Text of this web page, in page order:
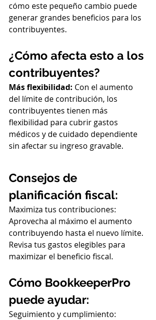
cómo este pequeño cambio puede
generar grandes beneficios para los
contribuyentes.
¿Cómo afecta esto a los
contribuyentes?
Más flexibilidad: Con el aumento
del límite de contribución, los
contribuyentes tienen más
flexibilidad para cubrir gastos
médicos y de cuidado dependiente
sin afectar su ingreso gravable.
Consejos de
planificación fiscal:
Maximiza tus contribuciones:
Aprovecha al máximo el aumento
contribuyendo hasta el nuevo límite.
Revisa tus gastos elegibles para
maximizar el beneficio fiscal.
Cómo BookkeeperPro
puede ayudar:
Seguimiento y cumplimiento: